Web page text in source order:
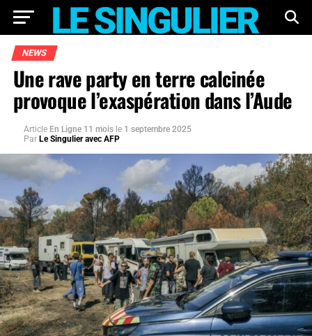
NEWS
Une rave party en terre calcinée
provoque l’exaspération dans l’Aude
Article En Ligne 11 mois le 1 septembre 2025
Par Le Singulier avec AFP